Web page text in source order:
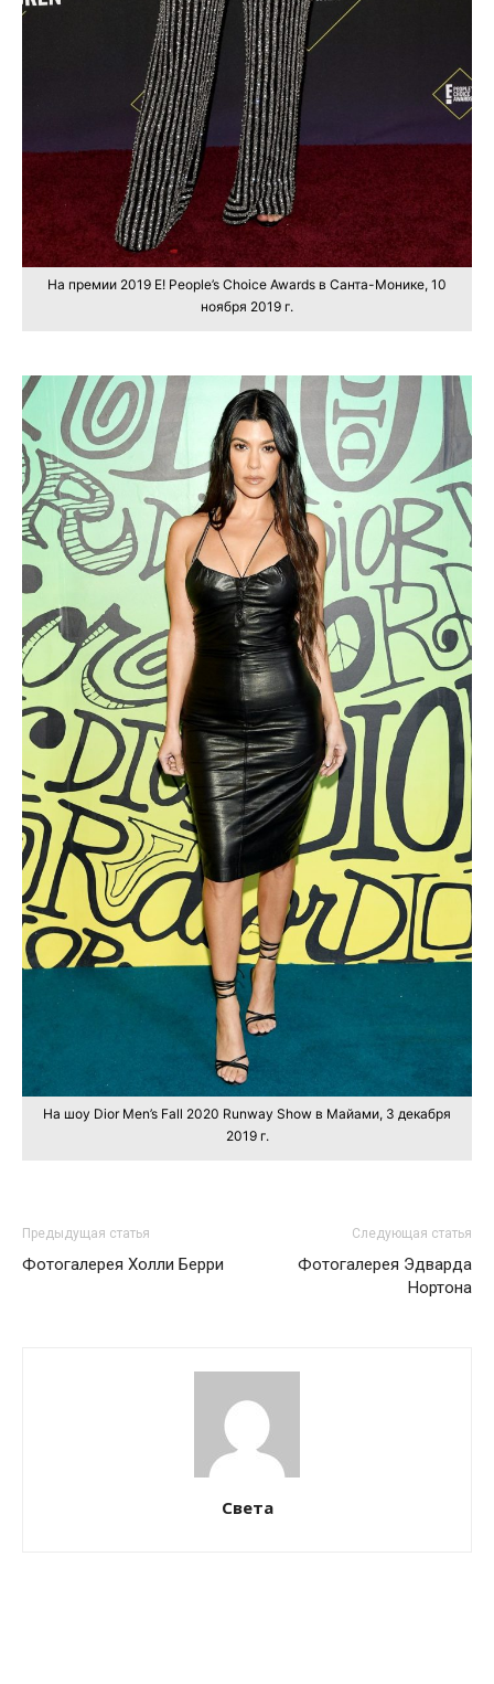
На премии 2019 E! People’s Choice Awards в Санта-Монике, 10
ноября 2019 г.
На шоу Dior Men’s Fall 2020 Runway Show в Майами, 3 декабря
2019 г.
Предыдущая статья
Фотогалерея Холли Берри
Следующая статья
Фотогалерея Эдварда
Нортона
Света